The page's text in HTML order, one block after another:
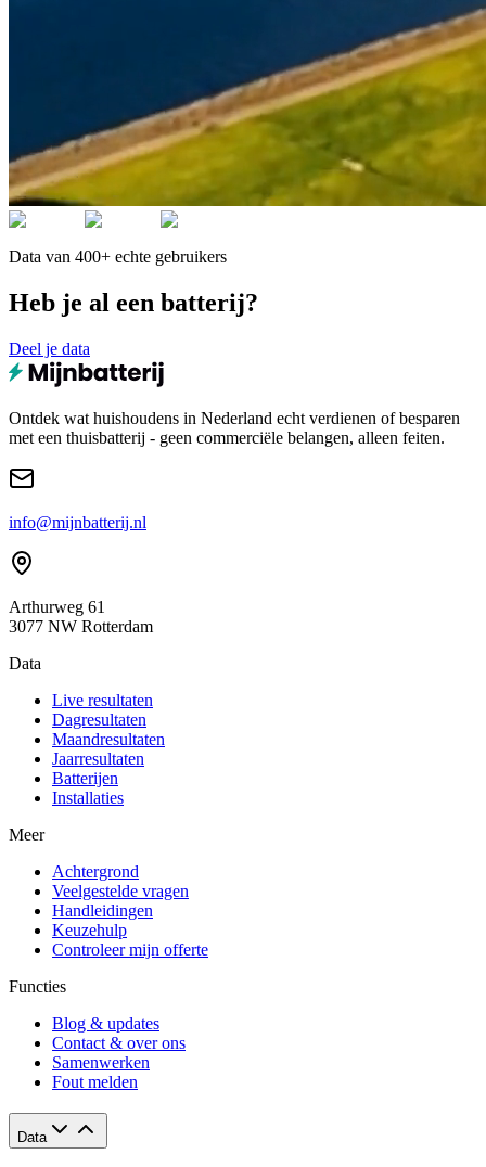
Data van 400+ echte gebruikers
Heb je al een batterij?
Deel je data
Ontdek wat huishoudens in Nederland echt verdienen of besparen
met een thuisbatterij - geen commerciële belangen, alleen feiten.
info@mijnbatterij.nl
Arthurweg 61
3077 NW Rotterdam
Data
Live resultaten
Dagresultaten
Maandresultaten
Jaarresultaten
Batterijen
Installaties
Meer
Achtergrond
Veelgestelde vragen
Handleidingen
Keuzehulp
Controleer mijn offerte
Functies
Blog & updates
Contact & over ons
Samenwerken
Fout melden
Data